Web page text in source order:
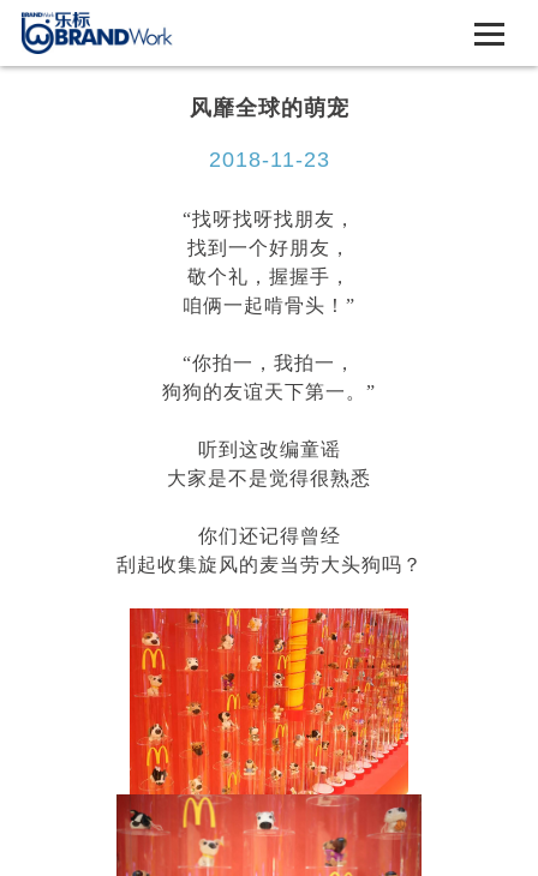
风靡全球的萌宠
2018-11-23
“找呀找呀找朋友，
找到一个好朋友，
敬个礼，握握手，
咱俩一起啃骨头！ ”
“你拍一，我拍一，
狗狗的友谊天下第一。 ”
听到这改编童谣
大家是不是觉得很熟悉
你们还记得曾经
刮起收集旋风的麦当劳大头狗吗？